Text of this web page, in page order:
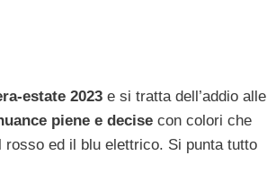
estate 2023 e si tratta dell’addio alle
piene e decise con colori che
ed il blu elettrico. Si punta tutto